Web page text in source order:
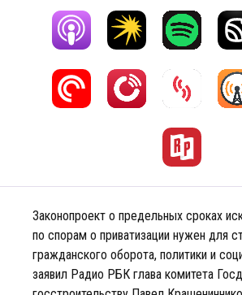
Законопроект о предельных сроках
по спорам о приватизации нужен для
гражданского оборота, политики и
заявил Радио РБК глава комитета